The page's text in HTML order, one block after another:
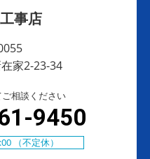
事店
家2-23-34
相談ください
9450
（不定休）